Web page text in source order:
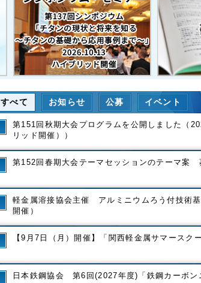
すべて お知らせ 公募 イベント
第151回秋期大会プログラムを公開しました（
リッド開催））
第152回春期大会テーマセッションのテーマ案
軽金属溶接協会主催 アルミニウムろう付技術
開催）
【9月7日（月）開催】「関西軽金属サマースク
日本鉄鋼協会 第6回(2027年度)「鉄鋼カーボ